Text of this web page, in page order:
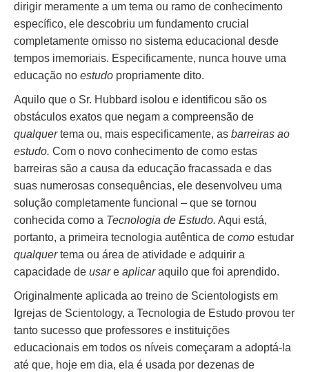
dirigir meramente a um tema ou ramo de conhecimento
específico, ele descobriu um fundamento crucial
completamente omisso no sistema educacional desde
tempos imemoriais. Especificamente, nunca houve uma
educação no estudo propriamente dito.
Aquilo que o Sr. Hubbard isolou e identificou são os
obstáculos exatos que negam a compreensão de
qualquertema ou, mais especificamente, as barreiras ao
estudo. Com o novo conhecimento de como estas
barreiras são a causa da educação fracassada e das
suas numerosas consequências, ele desenvolveu uma
solução completamente funcional – que se tornou
conhecida como a Tecnologia de Estudo. Aqui está,
portanto, a primeira tecnologia autêntica de como estudar
qualquertema ou área de atividade e adquirir a
capacidade de usare aplicaraquilo que foi aprendido.
Originalmente aplicada ao treino de Scientologists em
Igrejas de Scientology, a Tecnologia de Estudo provou ter
tanto sucesso que professores e instituições
educacionais em todos os níveis começaram a adoptá-la
até que, hoje em dia, ela é usada por dezenas de